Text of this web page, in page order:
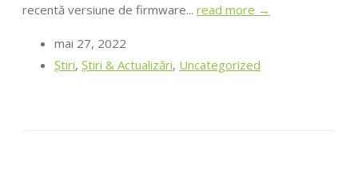
recentă versiune de firmware... read more →
mai 27, 2022
Ştiri, Știri & Actualizări, Uncategorized